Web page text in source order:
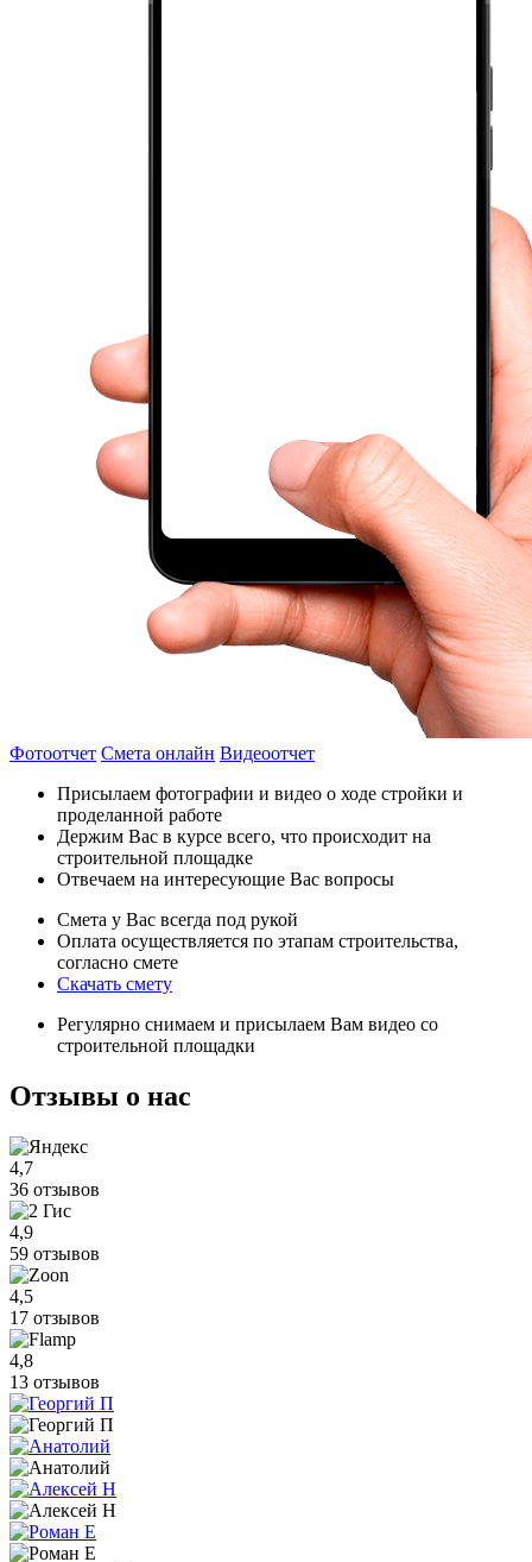
Фотоотчет Смета онлайн Видеоотчет
Присылаем фотографии и видео о ходе стройки и
проделанной работе
Держим Вас в курсе всего, что происходит на
строительной площадке
Отвечаем на интересующие Вас вопросы
Смета у Вас всегда под рукой
Оплата осуществляется по этапам строительства,
согласно смете
Скачать смету
Регулярно снимаем и присылаем Вам видео со
строительной площадки
Отзывы о нас
4,7
36 отзывов
4,9
59 отзывов
4,5
17 отзывов
4,8
13 отзывов